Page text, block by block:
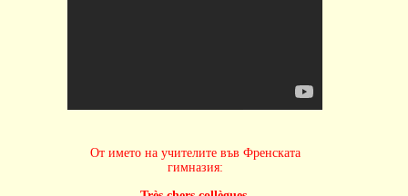
От името на учителите във Френската
гимназия: